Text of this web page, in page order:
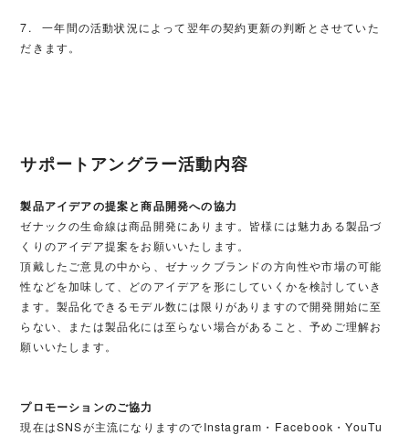
7. 一年間の活動状況によって翌年の契約更新の判断とさせていた
だきます。
サポートアングラー活動内容
製品アイデアの提案と商品開発への協力
ゼナックの生命線は商品開発にあります。皆様には魅力ある製品づ
くりのアイデア提案をお願いいたします。
頂戴したご意見の中から、ゼナックブランドの方向性や市場の可能
性などを加味して、どのアイデアを形にしていくかを検討していき
ます。製品化できるモデル数には限りがありますので開発開始に至
らない、または製品化には至らない場合があること、予めご理解お
願いいたします。
プロモーションのご協力
現在はSNSが主流になりますのでInstagram・Facebook・YouTu